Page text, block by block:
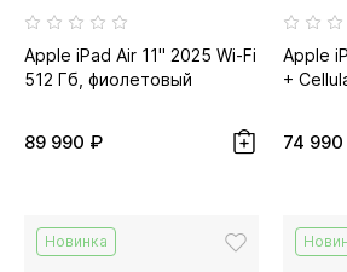
Apple iPad Air 11" 2025 Wi-Fi
512 Гб, фиолетовый
89 990 ₽
Apple
+
74
Новинка